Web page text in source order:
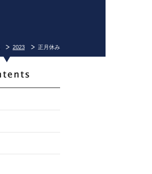
2023 正月休み